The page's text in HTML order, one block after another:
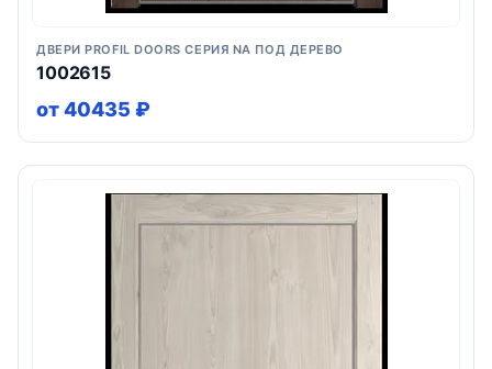
ДВЕРИ PROFIL DOORS СЕРИЯ NA ПОД ДЕРЕВО
1002615
от 40435 ₽